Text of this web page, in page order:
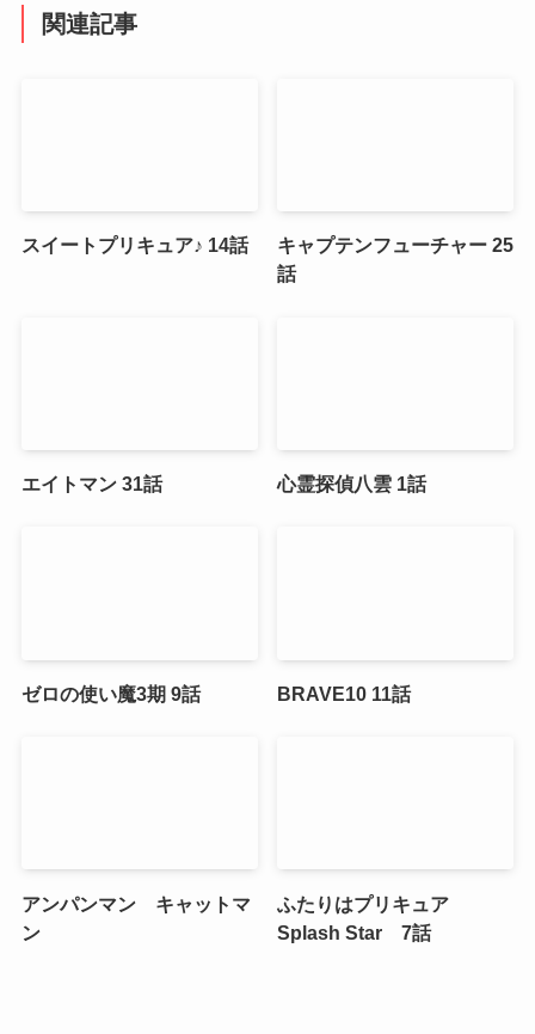
関連記事
スイートプリキュア♪ 14話
キャプテンフューチャー 25
話
エイトマン 31話 心霊探偵八雲 1話
ゼロの使い魔3期 9話 BRAVE10 11話
アンパンマン キャットマ
ン
ふたりはプリキュア
Splash Star 7話